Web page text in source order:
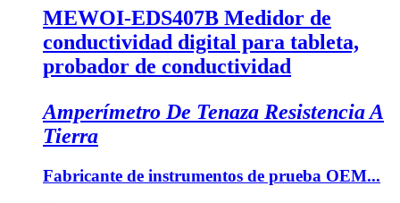
MEWOI-EDS407B Medidor de
conductividad digital para tableta,
probador de conductividad
Amperímetro De Tenaza Resistencia A
Tierra
Fabricante de instrumentos de prueba OEM...